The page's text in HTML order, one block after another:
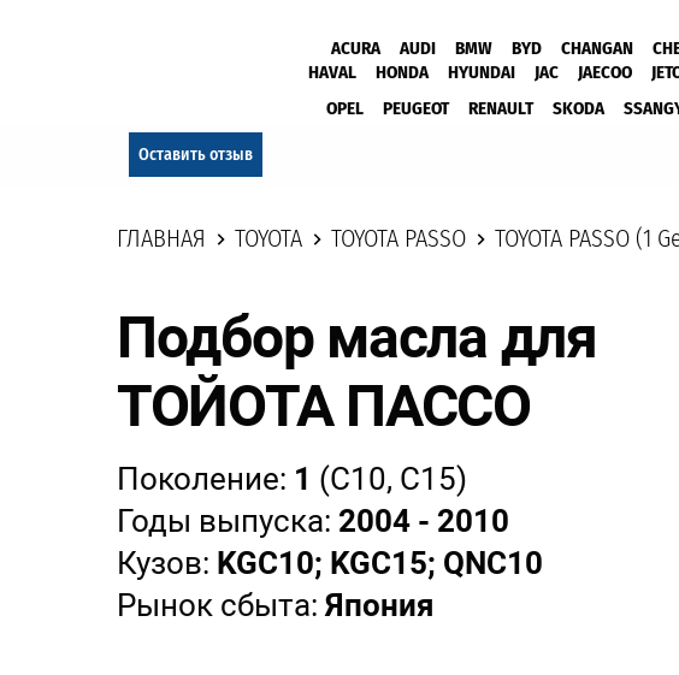
ACURA AUDI BMW BYD CHANGAN
HAVAL
HONDA HYUNDAI JAC JAECOO
OPEL
PEUGEOT RENAULT SKODA
Оставить отзыв
ГЛАВНАЯ TOYOTA TOYOTA PASSO TOYOTA PASSO (1
Подбор масла для
ТОЙОТА ПАССО
Поколение: 1 (C10, C15)
Годы выпуска: 2004 - 2010
Кузов: KGC10; KGC15; QNC10
Рынок сбыта:Япония